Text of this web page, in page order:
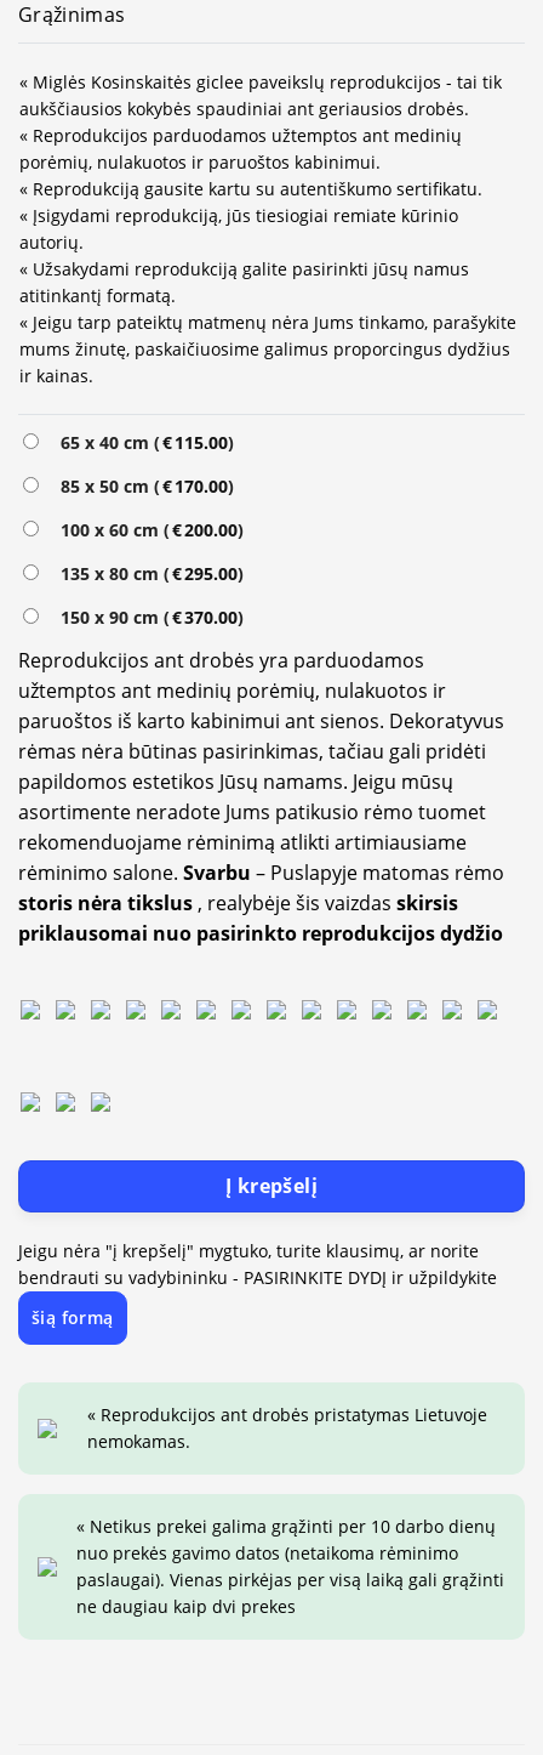
Grąžinimas
« Miglės Kosinskaitės giclee paveikslų reprodukcijos - tai tik
aukščiausios kokybės spaudiniai ant geriausios drobės.
« Reprodukcijos parduodamos užtemptos ant medinių
porėmių, nulakuotos ir paruoštos kabinimui.
« Reprodukciją gausite kartu su autentiškumo sertifikatu.
« Įsigydami reprodukciją, jūs tiesiogiai remiate kūrinio
autorių.
« Užsakydami reprodukciją galite pasirinkti jūsų namus
atitinkantį formatą.
« Jeigu tarp pateiktų matmenų nėra Jums tinkamo, parašykite
mums žinutę, paskaičiuosime galimus proporcingus dydžius
ir kainas.
65 x 40 cm (€115.00)
85 x 50 cm (€170.00)
100 x 60 cm (€200.00)
135 x 80 cm (€295.00)
150 x 90 cm (€370.00)
Reprodukcijos ant drobės yra parduodamos
užtemptos ant medinių porėmių, nulakuotos ir
paruoštos iš karto kabinimui ant sienos. Dekoratyvus
rėmas nėra būtinas pasirinkimas, tačiau gali pridėti
papildomos estetikos Jūsų namams. Jeigu mūsų
asortimente neradote Jums patikusio rėmo tuomet
rekomenduojame rėminimą atlikti artimiausiame
rėminimo salone. Svarbu – Puslapyje matomas rėmo
storis nėra tikslus , realybėje šis vaizdas skirsis
priklausomai nuo pasirinkto reprodukcijos dydžio
Į krepšelį
Alternative:
Jeigu nėra "į krepšelį" mygtuko, turite klausimų, ar norite
bendrauti su vadybininku - PASIRINKITE DYDĮ ir užpildykite
šią formą
« Reprodukcijos ant drobės pristatymas Lietuvoje
nemokamas.
« Netikus prekei galima grąžinti per 10 darbo dienų
nuo prekės gavimo datos (netaikoma rėminimo
paslaugai). Vienas pirkėjas per visą laiką gali grąžinti
ne daugiau kaip dvi prekes